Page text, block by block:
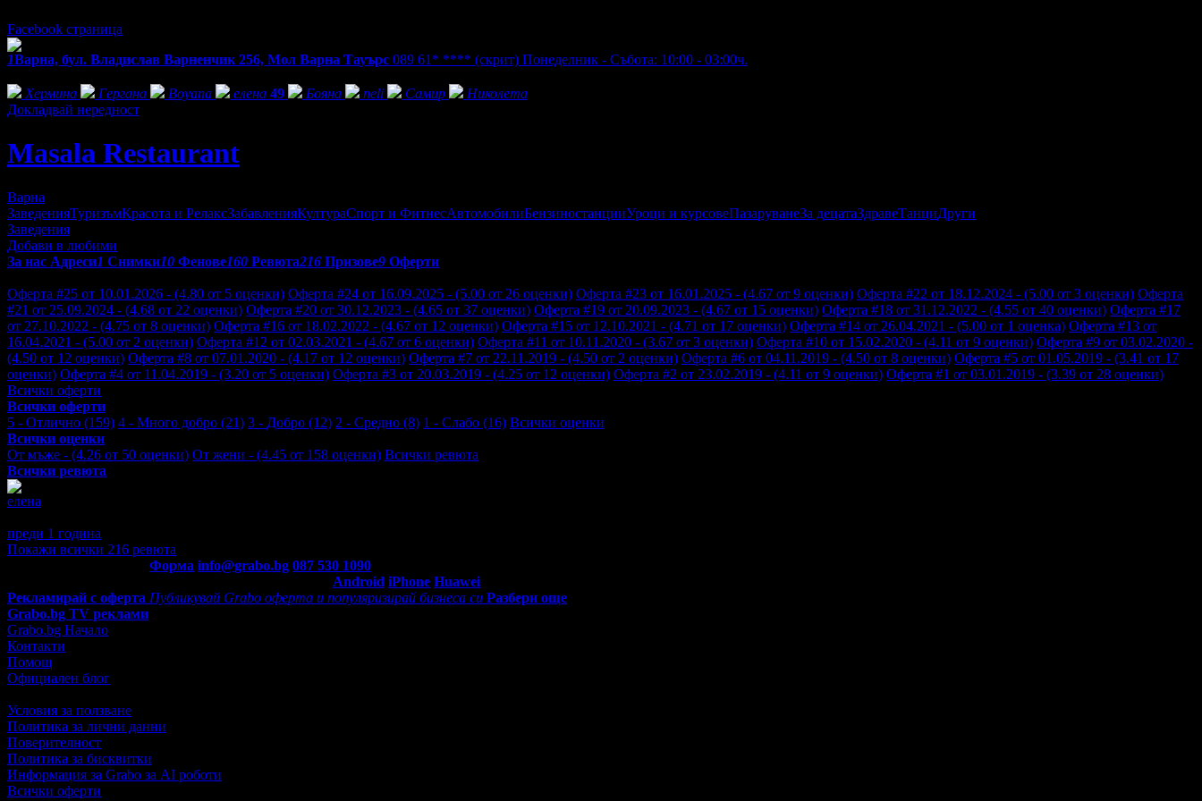
Facebook страница
1Варна, бул. Владислав Варненчик 256, Мол Варна Тауърс 089 61* **** (скрит) Понеделник - Събота: 10:00 - 03:00ч.
Хермина
Гергана Boyana елена 49 Бояна neli Самир
Николета
Докладвай нередност
Masala Restaurant
Варна
ЗаведенияТуризъмКрасота и РелаксЗабавленияКултураСпорт и ФитнесАвтомобилиБензиностанцииУроци и курсовеПазаруванеЗа децатаЗдравеТанциДруги
Заведения
Добави в любими
За нас Адреси1 Снимки10 Фенове160 Ревюта216 Призове9 Оферти
Оферта #25 от 10.01.2026 - (4.80 от 5 оценки) Оферта #24 от 16.09.2025 - (5.00 от 26 оценки) Оферта #23 от 16.01.2025 - (4.67 от 9 оценки) Оферта #22 от 18.12.2024 - (5.00 от 3 оценки) Оферта
#21 от 25.09.2024 - (4.68 от 22 оценки) Оферта #20 от 30.12.2023 - (4.65 от 37 оценки) Оферта #19 от 20.09.2023 - (4.67 от 15 оценки) Оферта #18 от 31.12.2022 - (4.55 от 40 оценки) Оферта #17
от 27.10.2022 - (4.75 от 8 оценки) Оферта #16 от 18.02.2022 - (4.67 от 12 оценки) Оферта #15 от 12.10.2021 - (4.71 от 17 оценки) Оферта #14 от 26.04.2021 - (5.00 от 1 оценка) Оферта #13 от
16.04.2021 - (5.00 от 2 оценки) Оферта #12 от 02.03.2021 - (4.67 от 6 оценки) Оферта #11 от 10.11.2020 - (3.67 от 3 оценки) Оферта #10 от 15.02.2020 - (4.11 от 9 оценки) Оферта #9 от 03.02.2020 -
(4.50 от 12 оценки) Оферта #8 от 07.01.2020 - (4.17 от 12 оценки) Оферта #7 от 22.11.2019 - (4.50 от 2 оценки) Оферта #6 от 04.11.2019 - (4.50 от 8 оценки) Оферта #5 от 01.05.2019 - (3.41 от 17
оценки) Оферта #4 от 11.04.2019 - (3.20 от 5 оценки) Оферта #3 от 20.03.2019 - (4.25 от 12 оценки) Оферта #2 от 23.02.2019 - (4.11 от 9 оценки) Оферта #1 от 03.01.2019 - (3.39 от 28 оценки)
Всички оферти
Всички оферти
5 - Отлично (159) 4 - Много добро (21) 3 - Добро (12) 2 - Средно (8) 1 - Слабо (16) Всички оценки
Всички оценки
От мъже - (4.26 от 50 оценки) От жени - (4.45 от 158 оценки) Всички ревюта
Всички ревюта
елена
преди 1 година
Покажи всички 216 ревюта
Форма info@grabo.bg 087 530 1090
Android iPhone Huawei
Рекламирай с оферта Публикувай Grabo оферта и популяризирай бизнеса си Разбери още
Grabo.bg TV реклами
Grabo.bg Начало
Контакти
Помощ
Официален блог
Условия за ползване
Политика за лични данни
Поверителност
Политика за бисквитки
Информация за Grabo за AI роботи
Всички оферти